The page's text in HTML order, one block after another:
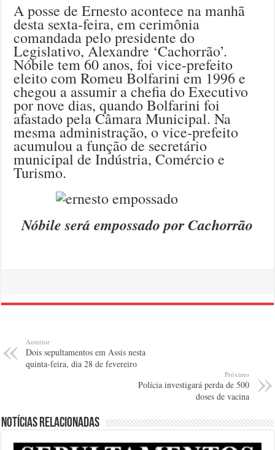
A posse de Ernesto acontece na manhã
desta sexta-feira, em cerimônia
comandada pelo presidente do
Legislativo, Alexandre ‘Cachorrão’.
Nóbile tem 60 anos, foi vice-prefeito
eleito com Romeu Bolfarini em 1996 e
chegou a assumir a chefia do Executivo
por nove dias, quando Bolfarini foi
afastado pela Câmara Municipal. Na
mesma administração, o vice-prefeito
acumulou a função de secretário
municipal de Indústria, Comércio e
Turismo.
Nóbile será empossado por Cachorrão
Anterior
Dois sepultamentos em Assis nesta
quinta-feira, dia 28 de fevereiro
Próximo
Polícia investigará perda de 500
doses de vacina
Notícias relacionadas